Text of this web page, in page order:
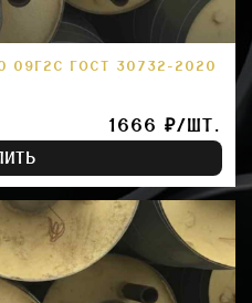
09Г2С ГОСТ 30732-2020
1666 ₽/ШТ.